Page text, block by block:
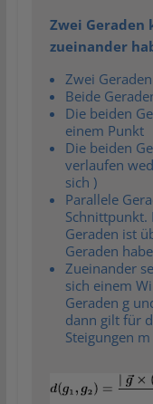
Zwei Geraden
zueinander
Zwei
Beide
Die beiden
einem Punkt
Die beiden
verlaufen
sich )
Parallele
Schnittpunkt.
Geraden ist
Geraden
Zueinander
sich einem
Geraden g
dann gilt für
Steigungen